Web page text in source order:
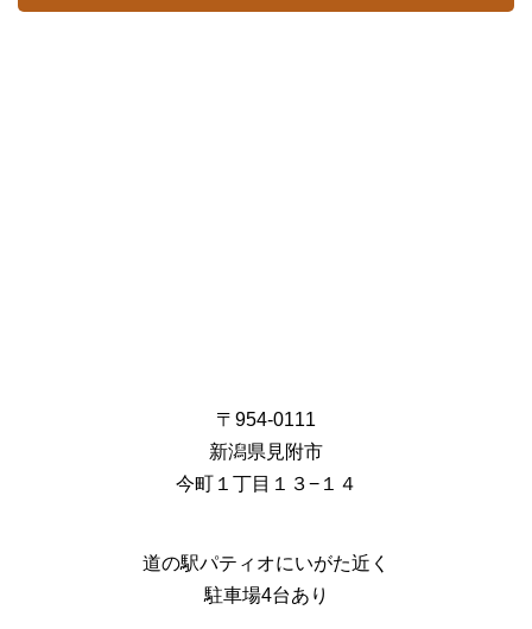
〒954-0111
新潟県見附市
今町１丁目１３−１４
道の駅パティオにいがた近く
駐車場4台あり